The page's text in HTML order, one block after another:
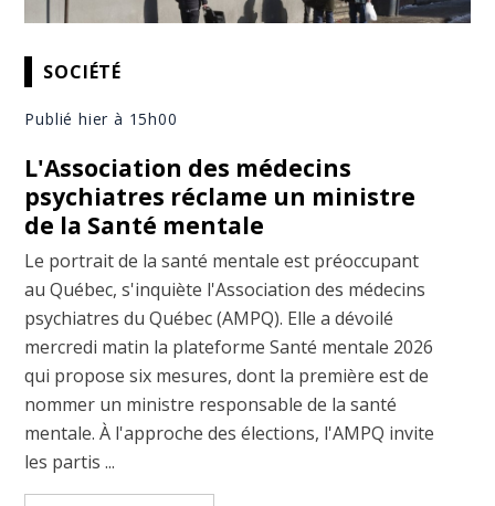
SOCIÉTÉ
Publié hier à 15h00
L'Association des médecins
psychiatres réclame un ministre
de la Santé mentale
Le portrait de la santé mentale est préoccupant
au Québec, s'inquiète l'Association des médecins
psychiatres du Québec (AMPQ). Elle a dévoilé
mercredi matin la plateforme Santé mentale 2026
qui propose six mesures, dont la première est de
nommer un ministre responsable de la santé
mentale. À l'approche des élections, l'AMPQ invite
les partis ...